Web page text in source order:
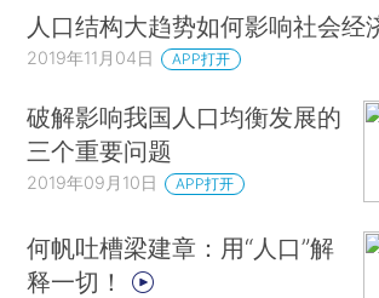
人口结构大趋势如何影响社会经
2019年11月04日 APP打开
破解影响我国人口均衡发展的
三个重要问题
2019年09月10日 APP打开
何帆吐槽梁建章：用“人口”解
释一切！